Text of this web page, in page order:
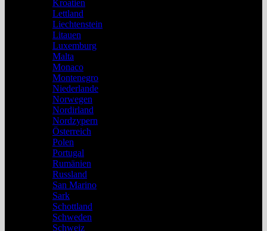
Kroatien
Lettland
Liechtenstein
Litauen
Luxemburg
Malta
Monaco
Montenegro
Niederlande
Norwegen
Nordirland
Nordzypern
Österreich
Polen
Portugal
Rumänien
Russland
San Marino
Sark
Schottland
Schweden
Schweiz